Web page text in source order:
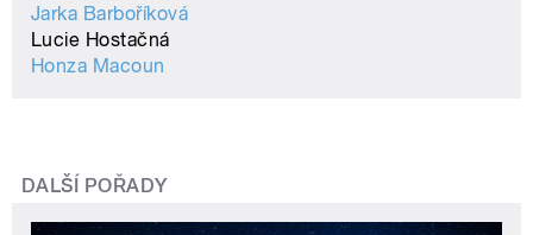
Jarka Barboříková
Lucie Hostačná
Honza Macoun
DALŠÍ POŘADY